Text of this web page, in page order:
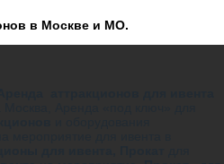
в Москве и МО.